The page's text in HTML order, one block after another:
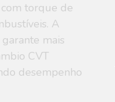
torque de
A
mais
CVT
desempenho